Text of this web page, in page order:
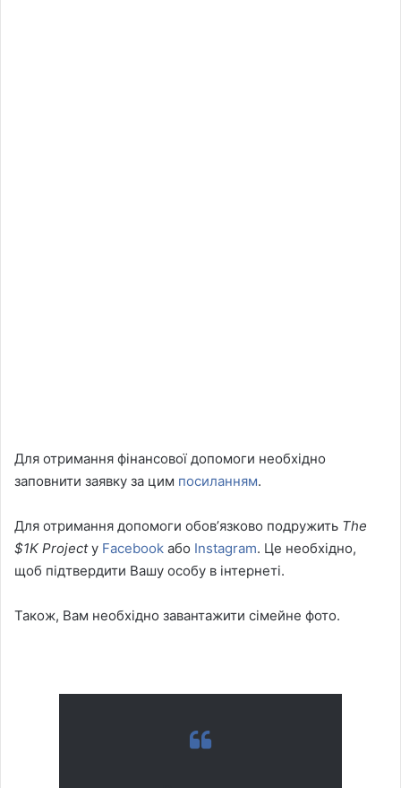
Для отримання фінансової допомоги необхiдно
заповнити заявку за цим посиланням.
Для отримання допомоги обовʼязково подружить The
$1K Projectу Facebook або Instagram. Це необхідно,
щоб підтвердити Вашу особу в iнтернетi.
Також, Вам необхідно завантажити сімейне фото.